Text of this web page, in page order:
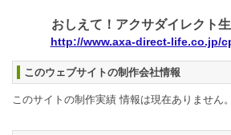
おしえて！アクサダイレクト
http://www.axa-direct-life.co.jp/
このウェブサイトの制作会社情報
このサイトの制作実績 情報は現在ありません。